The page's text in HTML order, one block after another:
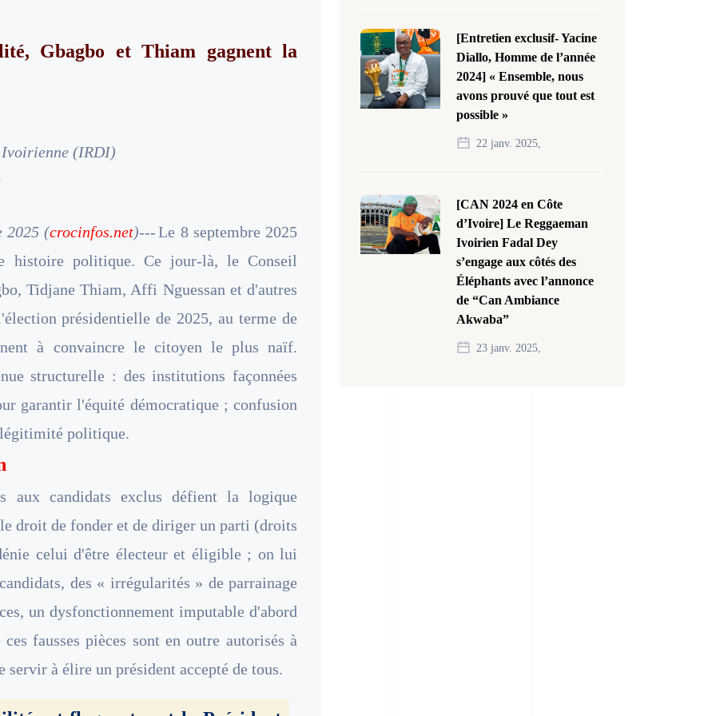
Gbagbo et Thiam gagnent la
Ivoirienne (IRDI)
2025 (crocinfos.net)---Le 8 septembre 2025
histoire politique. Ce jour-là, le Conseil
Tidjane Thiam, Affi Nguessan et d'autres
présidentielle de 2025, au terme de
à convaincre le citoyen le plus naïf.
structurelle : des institutions façonnées
garantir l'équité démocratique ; confusion
politique.
aux candidats exclus défient la logique
droit de fonder et de diriger un parti (droits
celui d'être électeur et éligible ; on lui
des « irrégularités » de parrainage
un dysfonctionnement imputable d'abord
fausses pièces sont en outre autorisés à
servir à élire un président accepté de tous.
[Entretien exclusif- Yacine
Diallo, Homme de l’année
2024] « Ensemble, nous
avons prouvé que tout est
possible »
22 janv. 2025,
[CAN 2024 en Côte
d’Ivoire] Le Reggaeman
Ivoirien Fadal Dey
s’engage aux côtés des
Éléphants avec l’annonce
de “Can Ambiance
Akwaba”
23 janv. 2025,